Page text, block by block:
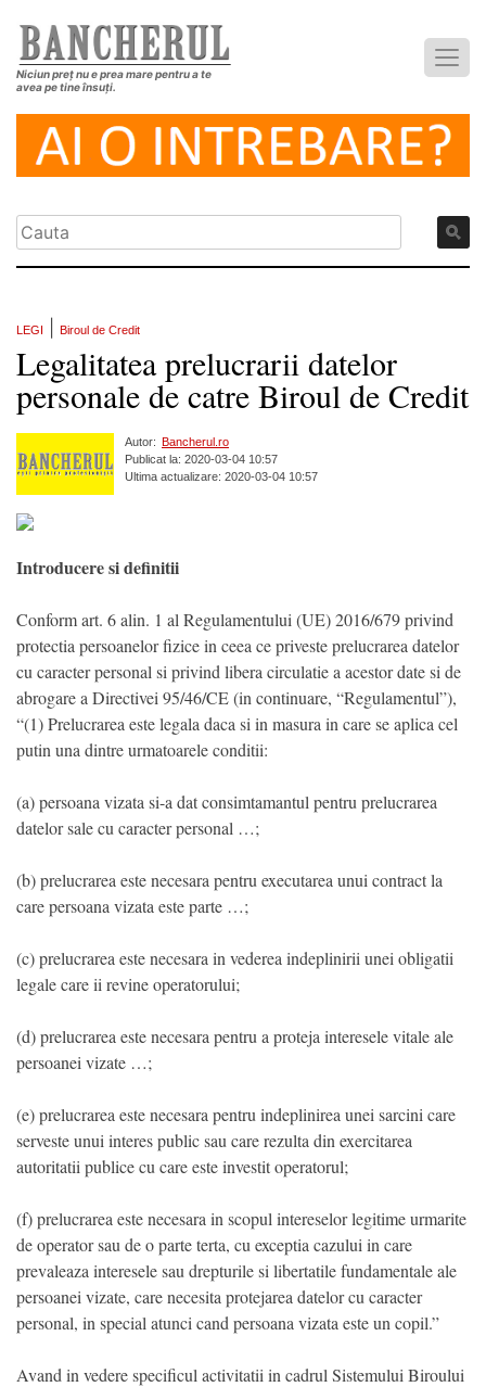
Niciun preț nu e prea mare pentru a te
avea pe tine însuți.
LEGI Biroul de Credit
Legalitatea prelucrarii datelor
personale de catre Biroul de Credit
Autor: Bancherul.ro
Publicat la: 2020-03-04 10:57
Ultima actualizare: 2020-03-04 10:57
Introducere si definitii
Conform art. 6 alin. 1 al Regulamentului (UE) 2016/679 privind
protectia persoanelor fizice in ceea ce priveste prelucrarea datelor
cu caracter personal si privind libera circulatie a acestor date si de
abrogare a Directivei 95/46/CE (in continuare, “Regulamentul”),
“(1) Prelucrarea este legala daca si in masura in care se aplica cel
putin una dintre urmatoarele conditii:
(a) persoana vizata si-a dat consimtamantul pentru prelucrarea
datelor sale cu caracter personal …;
(b) prelucrarea este necesara pentru executarea unui contract la
care persoana vizata este parte …;
(c) prelucrarea este necesara in vederea indeplinirii unei obligatii
legale care ii revine operatorului;
(d) prelucrarea este necesara pentru a proteja interesele vitale ale
persoanei vizate …;
(e) prelucrarea este necesara pentru indeplinirea unei sarcini care
serveste unui interes public sau care rezulta din exercitarea
autoritatii publice cu care este investit operatorul;
(f) prelucrarea este necesara in scopul intereselor legitime urmarite
de operator sau de o parte terta, cu exceptia cazului in care
prevaleaza interesele sau drepturile si libertatile fundamentale ale
persoanei vizate, care necesita protejarea datelor cu caracter
personal, in special atunci cand persoana vizata este un copil.”
Avand in vedere specificul activitatii in cadrul Sistemului Biroului